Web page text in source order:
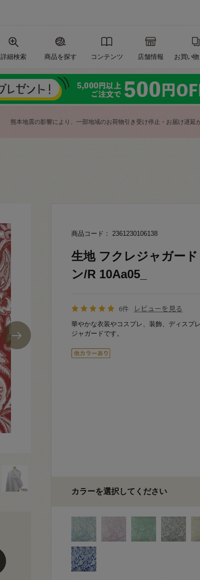
詳細検索 商品を探す コンテンツ 店舗情報 お買い物
熊本地震の影響により、一部地域のお荷物引き受け停止・お届け遅延
商品コード： 2361230106138
生地 フクレジャガー
ン/R 10Aa05_
6件 レビューを見る
華やかな衣装やコスプレ、装飾、ディスプ
ジャガードです。
カラーを選択してください